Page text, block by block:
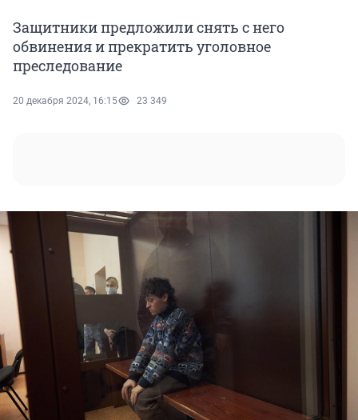
Защитники предложили снять с него
обвинения и прекратить уголовное
преследование
20 декабря 2024, 16:15 23 349